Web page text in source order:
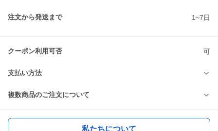
注文から発送まで 1~7日
クーポン利用可否 可
支払い方法
複数商品のご注文について
私たちについて